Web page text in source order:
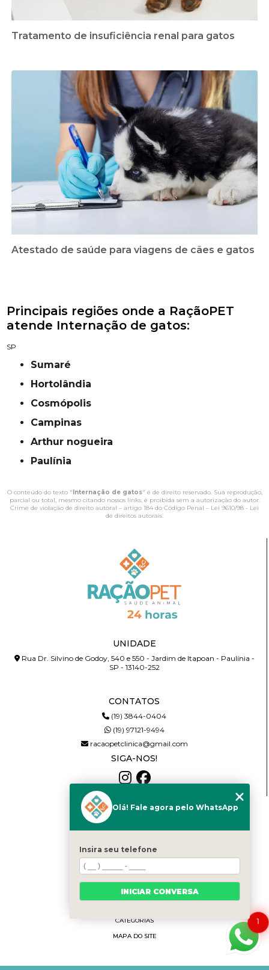
Tratamento de insuficiência renal para gatos
Atestado de saúde para viagens de cães e gatos
Principais regiões onde a RaçãoPET
atende Internação de gatos:
SP
Sumaré
Hortolândia
Cosmópolis
campinas
Arthur nogueira
Paulínia
O conteúdo do texto " Internação de gatos" é de direito reservado. Sua reprodução,
parcial ou total, mesmo citando nossos links, é proibida sem a autorização do autor.
Crime de violação de direito autoral – artigo 184 do Código Penal – Lei 9610/98 - Lei
de direitos autorais.
UNIDADE
Rua Dr. Silvino de Godoy, 540 e 550 - Jardim de Itapoan - Paulínia -
SP - 13140-252
CONTATOS
(19) 3844-0404
(19) 97121-9494
racaopetclinica@gmail.com
SIGA-NOS!
MENU
SERVIÇOS
NOTÍCIAS
PRODUTOS
CATEGORIAS
MAPA DO SITE
1
Olá! Fale agora pelo WhatsApp
Insira seu telefone
INICIAR CONVERSA